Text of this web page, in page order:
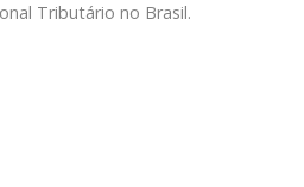
Tributário no Brasil.